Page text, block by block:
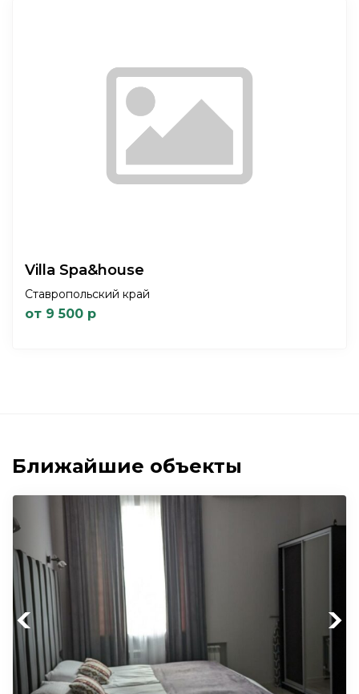
Villa Spa&house
Ставропольский край
от 9 500 р
Ближайшие объекты
Previous Next